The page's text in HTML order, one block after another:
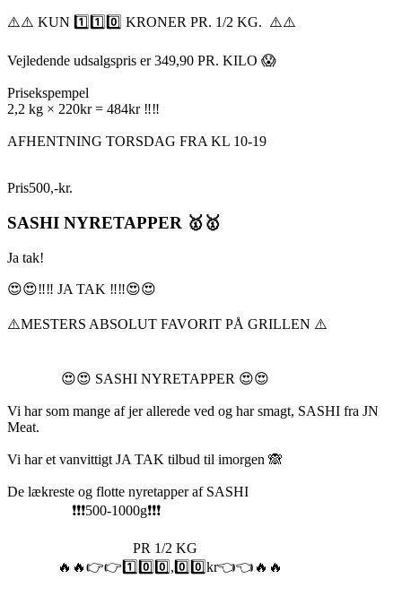
⚠️⚠️ KUN 1️⃣1️⃣0️⃣ KRONER PR. 1/2 KG. ⚠️⚠️
Vejledende udsalgspris er 349,90 PR. KILO 😱
Prisekspempel
2,2 kg × 220kr = 484kr ‼️‼️
AFHENTNING TORSDAG FRA KL 10-19
Pris500,-kr.
SASHI NYRETAPPER 🥇🥇
Ja tak!
😍😍‼️‼️ JA TAK ‼️‼️😍😍
⚠️MESTERS ABSOLUT FAVORIT PÅ GRILLEN ⚠️
😍😍 SASHI NYRETAPPER 😍😍
Vi har som mange af jer allerede ved og har smagt, SASHI fra JN
Meat.
Vi har et vanvittigt JA TAK tilbud til imorgen 🙈
De lækreste og flotte nyretapper af SASHI
❗️❗️❗️500-1000g❗️❗️❗️
PR 1/2 KG
🔥🔥👉👉1️⃣0️⃣0️⃣,0️⃣0️⃣kr👈👈🔥🔥